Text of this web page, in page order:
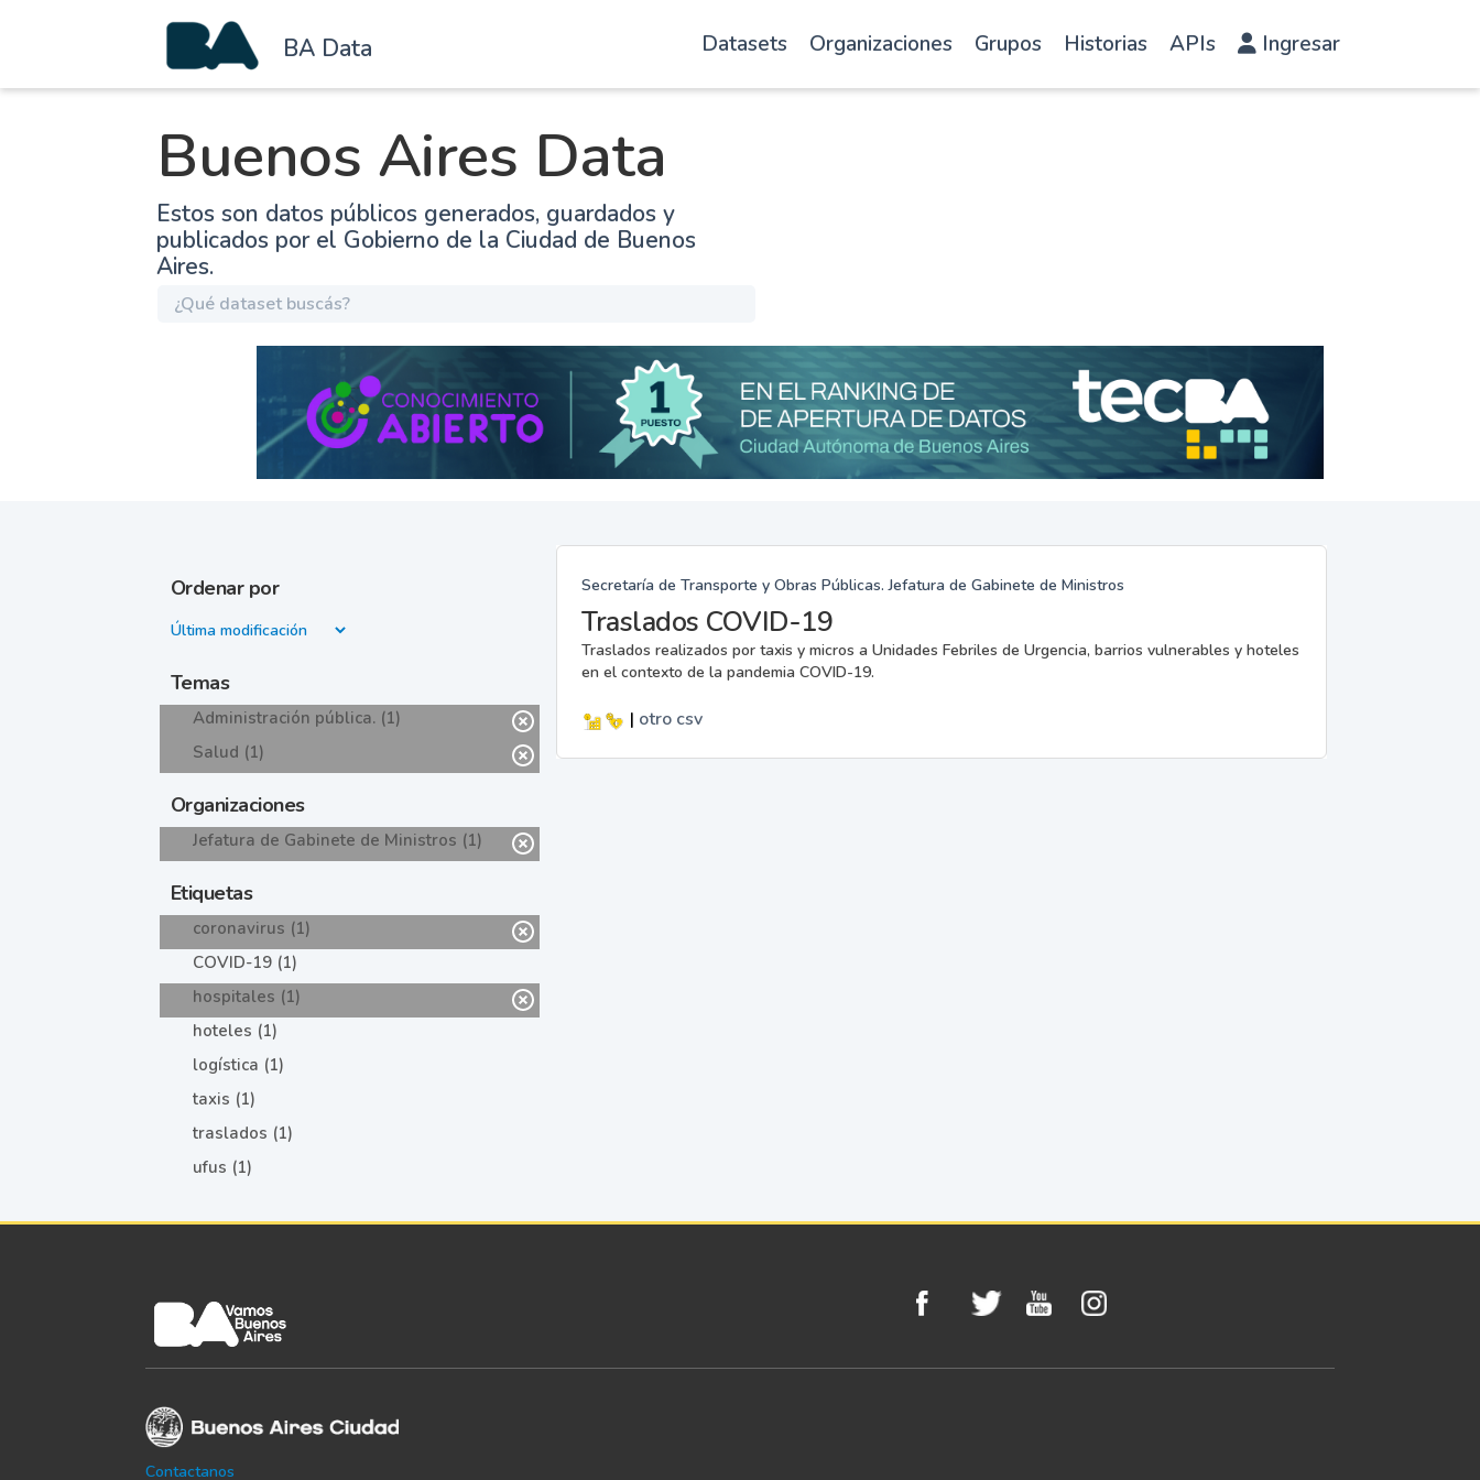
BA Data Datasets Organizaciones Grupos Historias APIs Ingresar
Buenos Aires Data
Estos son datos públicos generados, guardados y
publicados por el Gobierno de la Ciudad de Buenos
Aires.
Ordenar por
Temas
Administración pública. (1)
Salud (1)
Organizaciones
Jefatura de Gabinete de Ministros (1)
Etiquetas
coronavirus (1)
COVID-19 (1)
hospitales (1)
hoteles (1)
logística (1)
taxis (1)
traslados (1)
ufus (1)
Secretaría de Transporte y Obras Públicas. Jefatura de Gabinete de Ministros
Traslados COVID-19
Traslados realizados por taxis y micros a Unidades Febriles de Urgencia, barrios vulnerables y hoteles
en el contexto de la pandemia COVID-19.
| otro csv
Contactanos